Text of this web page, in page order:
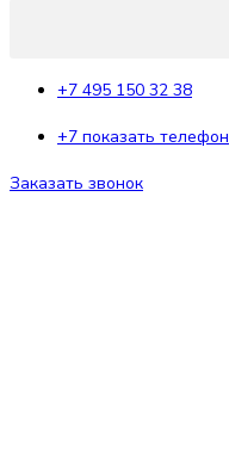
+7 495 150 32 38
+7 показать телефон
Заказать звонок